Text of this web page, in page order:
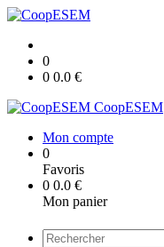
0
0 0.0 €
CoopESEM
Mon compte
0
Favoris
0 0.0 €
Mon panier